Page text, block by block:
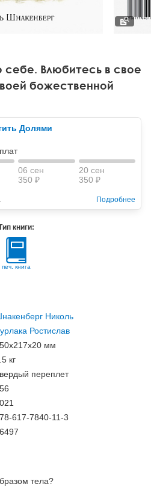
панические атаки
гипноз и НЛП
психология
психоанализ
себе. Влюбитесь в свое
божественной
Долями
06 сен
350 ₽
20 сен
350 ₽
Подробнее
книги:
печ. книга
Николь
Ростислав
мм
кг
переплет
617-7840-11-3
тела?